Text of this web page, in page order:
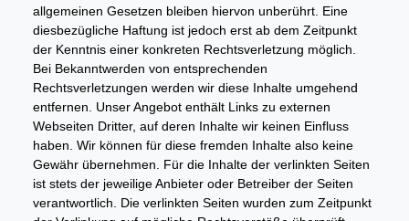
allgemeinen Gesetzen bleiben hiervon unberührt. Eine
diesbezügliche Haftung ist jedoch erst ab dem Zeitpunkt
der Kenntnis einer konkreten Rechtsverletzung möglich.
Bei Bekanntwerden von entsprechenden
Rechtsverletzungen werden wir diese Inhalte umgehend
entfernen. Unser Angebot enthält Links zu externen
Webseiten Dritter, auf deren Inhalte wir keinen Einfluss
haben. Wir können für diese fremden Inhalte also keine
Gewähr übernehmen. Für die Inhalte der verlinkten Seiten
ist stets der jeweilige Anbieter oder Betreiber der Seiten
verantwortlich. Die verlinkten Seiten wurden zum Zeitpunkt